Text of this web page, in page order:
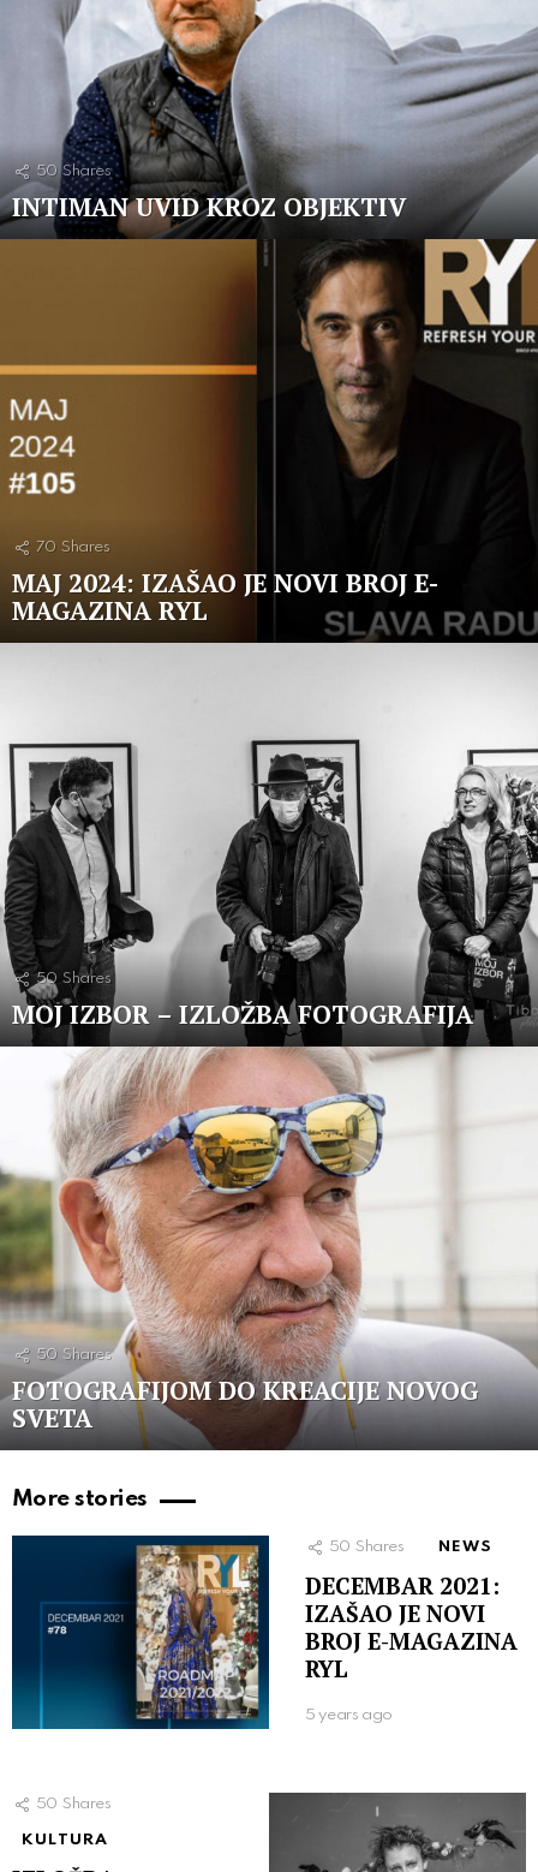
50 Shares
INTIMAN UVID KROZ OBJEKTIV
70 Shares
MAJ 2024: IZAŠAO JE NOVI BROJ E-
MAGAZINA RYL
50 Shares
MOJ IZBOR – IZLOŽBA FOTOGRAFIJA
50 Shares
FOTOGRAFIJOM DO KREACIJE NOVOG
SVETA
More stories
50 Shares NEWS
DECEMBAR 2021:
IZAŠAO JE NOVI
BROJ E-MAGAZINA
RYL
5 years ago
50 Shares
KULTURA